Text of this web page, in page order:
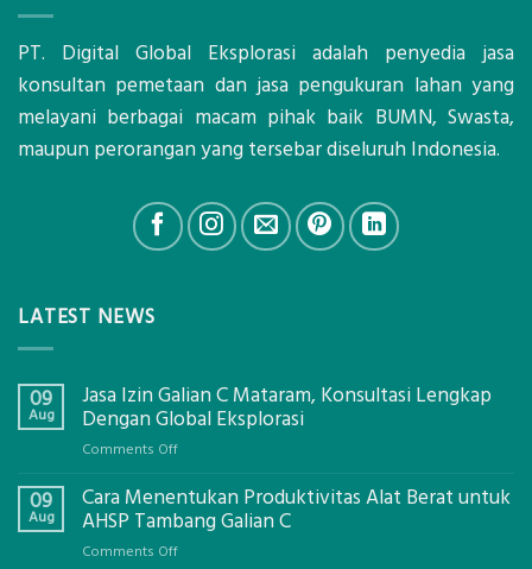
PT. Digital Global Eksplorasi adalah penyedia jasa
konsultan pemetaan dan jasa pengukuran lahan yang
melayani berbagai macam pihak baik BUMN, Swasta,
maupun perorangan yang tersebar diseluruh Indonesia.
LATEST NEWS
09
Aug
Jasa Izin Galian C Mataram, Konsultasi Lengkap
Dengan Global Eksplorasi
Comments Offon
Izin
Galian
09
Aug
Cara Menentukan Produktivitas Alat Berat untuk
AHSP Tambang Galian C
Comments Offon